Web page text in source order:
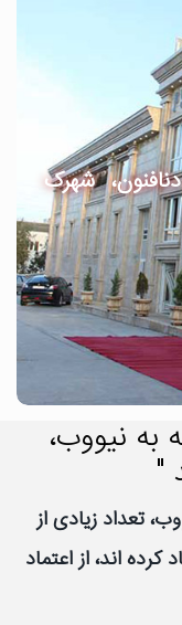
شهرک
به نیووب،
"
از 17 ساله نیووب، تعداد زیادی از
اند، از اعتماد